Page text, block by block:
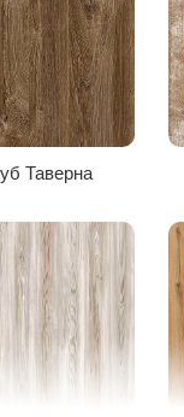
Венге магія
Блакитний
Опис
Таверна